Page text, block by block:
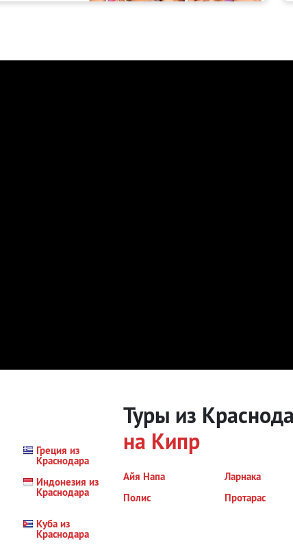
Греция из
Краснодара
Индонезия из
Краснодара
Куба из
Краснодара
Туры из
на Кипр
Айя Напа Ларнака
Полис
Протарас